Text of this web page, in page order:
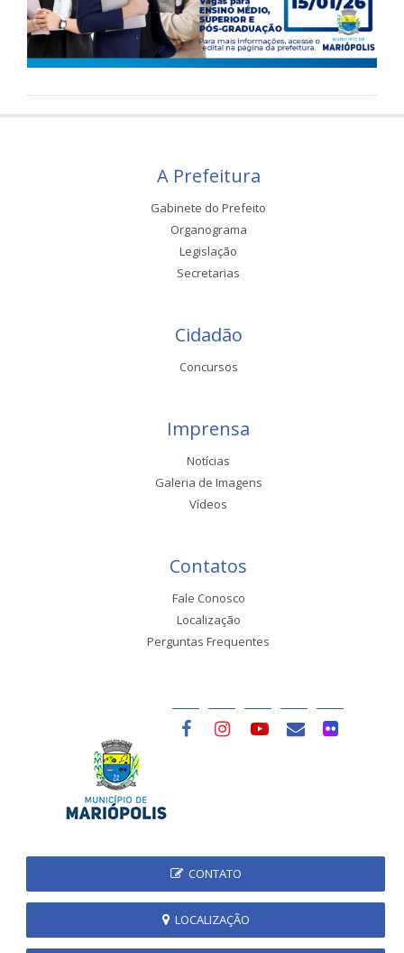
A Prefeitura
Gabinete do Prefeito
Organograma
Legislação
Secretarias
Cidadão
Concursos
Imprensa
Notícias
Galeria de Imagens
Vídeos
Contatos
Fale Conosco
Localização
Perguntas Frequentes
CONTATO
LOCALIZAÇÃO